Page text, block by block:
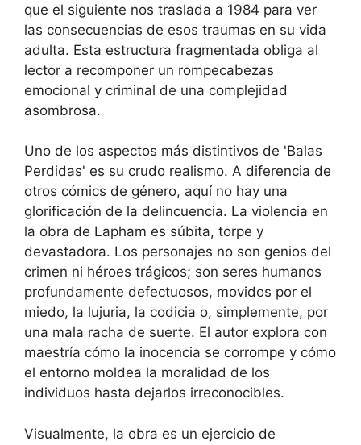
que el siguiente nos traslada a 1984 para ver
las consecuencias de esos traumas en su vida
adulta. Esta estructura fragmentada obliga al
lector a recomponer un rompecabezas
emocional y criminal de una complejidad
asombrosa.
Uno de los aspectos más distintivos de 'Balas
Perdidas' es su crudo realismo. A diferencia de
otros cómics de género, aquí no hay una
glorificación de la delincuencia. La violencia en
la obra de Lapham es súbita, torpe y
devastadora. Los personajes no son genios del
crimen ni héroes trágicos; son seres humanos
profundamente defectuosos, movidos por el
miedo, la lujuria, la codicia o, simplemente, por
una mala racha de suerte. El autor explora con
maestría cómo la inocencia se corrompe y cómo
el entorno moldea la moralidad de los
individuos hasta dejarlos irreconocibles.
Visualmente, la obra es un ejercicio de